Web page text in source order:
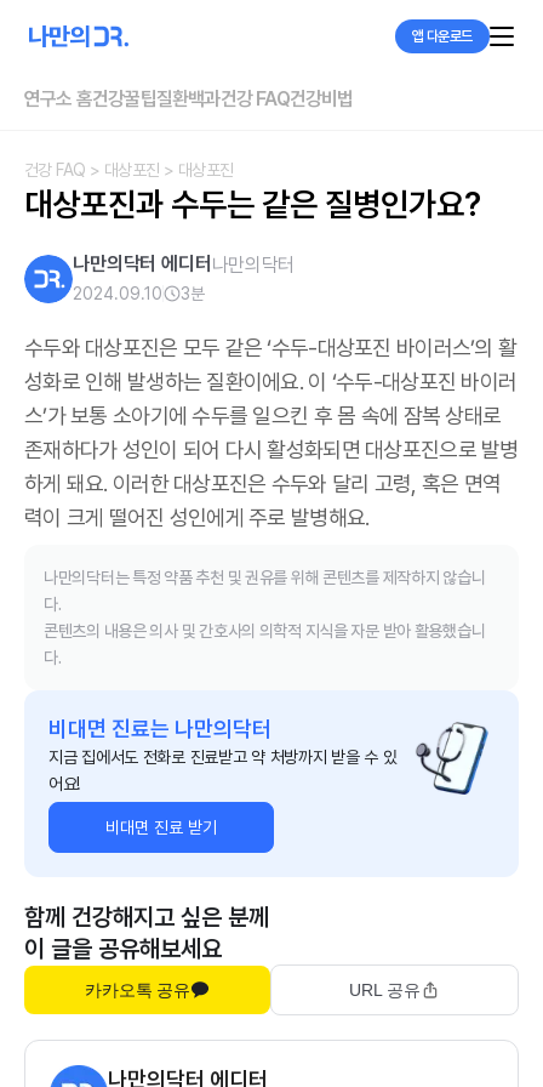
앱 다운로드
연구소 홈건강꿀팁질환백과건강 FAQ건강비법
건강 FAQ > 대상포진 > 대상포진
대상포진과 수두는 같은 질병인가요?
나만의닥터 에디터 나만의닥터
2024.09.10 3분
수두와 대상포진은 모두 같은 ‘수두-대상포진 바이러스’의 활
성화로 인해 발생하는 질환이에요. 이 ‘수두-대상포진 바이러
스’가 보통 소아기에 수두를 일으킨 후 몸 속에 잠복 상태로
존재하다가 성인이 되어 다시 활성화되면 대상포진으로 발병
하게 돼요. 이러한 대상포진은 수두와 달리 고령, 혹은 면역
력이 크게 떨어진 성인에게 주로 발병해요.
나만의닥터는 특정 약품 추천 및 권유를 위해 콘텐츠를 제작하지 않습니
다.
콘텐츠의 내용은 의사 및 간호사의 의학적 지식을 자문 받아 활용했습니
다.
비대면 진료는 나만의닥터
지금 집에서도 전화로 진료받고 약 처방까지 받을 수 있
어요!
비대면 진료 받기
함께 건강해지고 싶은 분께
이 글을 공유해보세요
카카오톡 공유 URL 공유
나만의닥터 에디터